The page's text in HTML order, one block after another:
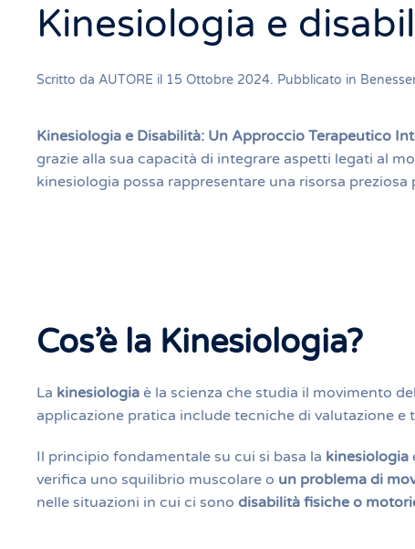
Kinesiologia e
Scritto da AUTORE il 15 Ottobre 2024. Pubblicato in
Kinesiologia e Disabilità: Un Approccio Terapeutico
grazie alla sua capacità di integrare aspetti legati al
kinesiologia possa rappresentare una risorsa
Cos’è la Kinesiologia?
La kinesiologia è la scienza che studia il movimento
applicazione pratica include tecniche di valutazione
Il principio fondamentale su cui si basa la kinesiologia
verifica uno squilibrio muscolare o un problema di
nelle situazioni in cui ci sono disabilità fisiche o